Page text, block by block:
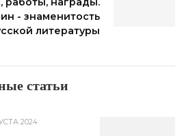
- знаменитость
литературы
статьи
2024